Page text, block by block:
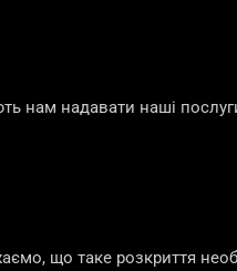
нам надавати наші
що таке розкриття